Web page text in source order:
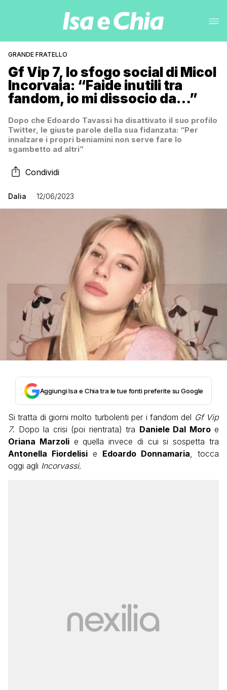
GRANDE FRATELLO
Gf Vip 7, lo sfogo social di Micol
Incorvaia: “Faide inutili tra
fandom, io mi dissocio da…”
Dopo che Edoardo Tavassi ha disattivato il suo profilo
Twitter, le giuste parole della sua fidanzata: “Per
innalzare i propri beniamini non serve fare lo
sgambetto ad altri”
Condividi
Dalia 12/06/2023
Aggiungi Isa e Chia tra le tue fonti preferite su Google
Si tratta di giorni molto turbolenti per i fandom del Gf Vip
7. Dopo la crisi (poi rientrata) tra Daniele Dal Moroe
Oriana Marzolie quella invece di cui si sospetta tra
Antonella Fiordelisi e Edoardo Donnamaria , tocca
oggi agli Incorvassi.